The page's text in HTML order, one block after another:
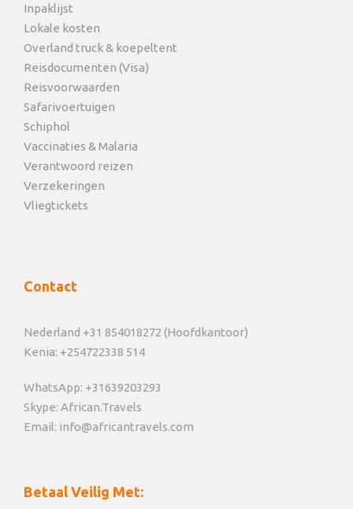
Inpaklijst
Lokale kosten
Overland truck & koepeltent
Reisdocumenten (Visa)
Reisvoorwaarden
Safarivoertuigen
Schiphol
Vaccinaties & Malaria
Verantwoord reizen
Verzekeringen
Vliegtickets
Contact
Nederland +31 854018272 (Hoofdkantoor)
Kenia: +254722338 514
WhatsApp: +31639203293
Skype: African.Travels
Email: info@africantravels.com
Betaal Veilig Met: